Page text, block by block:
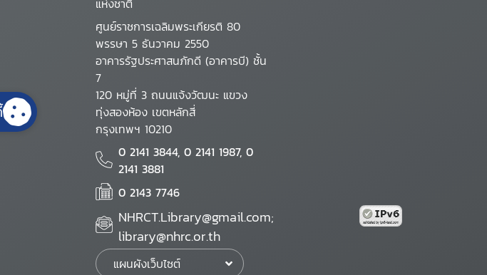
แห่งชาติ
ศูนย์ราชการเฉลิมพระเกียรติ 80
พรรษา 5 ธันวาคม 2550
อาคารรัฐประศาสนภักดี (อาคารบี) ชั้น
7
120 หมู่ที่ 3 ถนนแจ้งวัฒนะ แขวง
ทุ่งสองห้อง เขตหลักสี่
กรุงเทพฯ 10210
0 2141 3844, 0 2141 1987, 0
2141 3881
0 2143 7746
NHRCT.Library@gmail.com;
library@nhrc.or.th
แผนผังเว็บไซต์